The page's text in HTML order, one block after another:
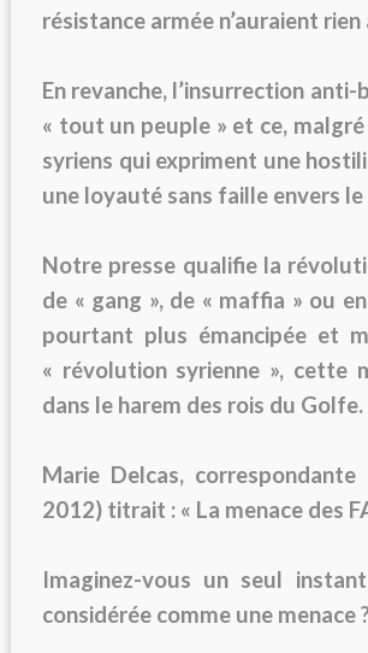
résistance armée n’auraient
En revanche, l’insurrection
« tout un peuple » et ce,
syriens qui expriment une
une loyauté sans faille envers
Notre presse qualifie la
de « gang », de « maffia » ou
pourtant plus émancipée et
« révolution syrienne », cette
dans le harem des rois du Golfe.
Marie Delcas,
2012) titrait : « La menace des
Imaginez-vous un seul
considérée comme une menace